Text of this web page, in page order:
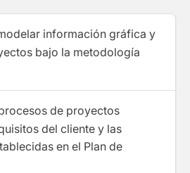
información gráfica y
bajo la metodología
de proyectos
del cliente y las
en el Plan de